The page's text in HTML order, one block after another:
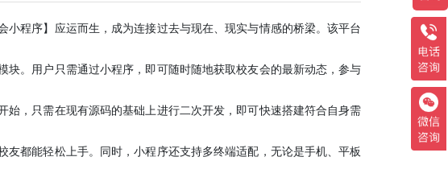
程序】应运而生，成为连接过去与现在、现实与情感的桥梁。该平台
块。用户只需通过小程序，即可随时随地获取校友会的最新动态，参与
，只需在现有源码的基础上进行二次开发，即可快速搭建符合自身需
都能轻松上手。同时，小程序还支持多终端适配，无论是手机、平板